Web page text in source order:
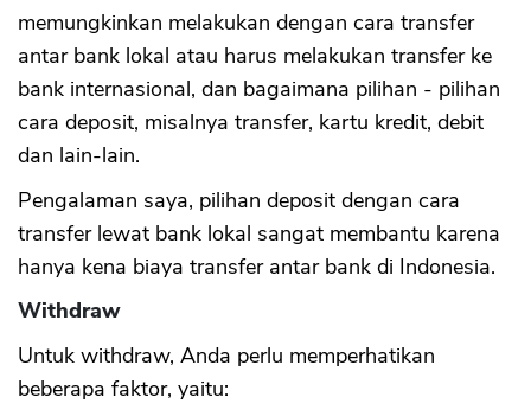
memungkinkan melakukan dengan cara transfer
antar bank lokal atau harus melakukan transfer ke
bank internasional, dan bagaimana pilihan - pilihan
cara deposit, misalnya transfer, kartu kredit, debit
dan lain-lain.
Pengalaman saya, pilihan deposit dengan cara
transfer lewat bank lokal sangat membantu karena
hanya kena biaya transfer antar bank di Indonesia.
Withdraw
Untuk withdraw, Anda perlu memperhatikan
beberapa faktor, yaitu:
OK
CANCEL